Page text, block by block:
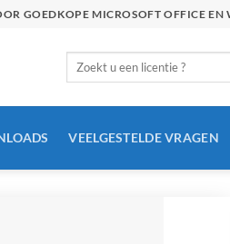
GOEDKOPE MICROSOFT OFFICE
Zoeken
VEELGESTELDE VRAGEN